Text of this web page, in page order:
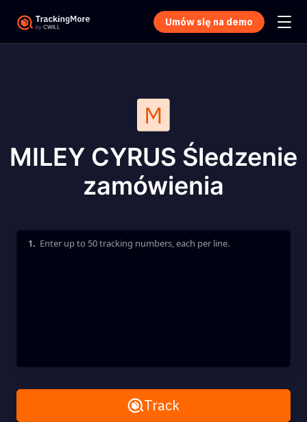
Umów się na demo
MILEY CYRUS Śledzenie
zamówienia
Enter up to 50 tracking numbers, each per line.
1.
Remove AllTrack